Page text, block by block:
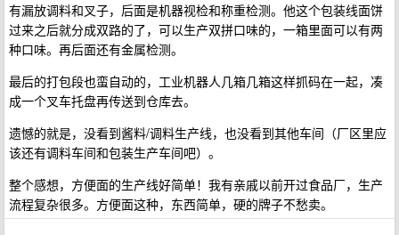
有漏放调料和叉子，后面是机器视检和称重检测。他这个包装线面饼
过来之后就分成双路的了，可以生产双拼口味的，一箱里面可以有两
种口味。再后面还有金属检测。
最后的打包段也蛮自动的，工业机器人几箱几箱这样抓码在一起，凑
成一个叉车托盘再传送到仓库去。
遗憾的就是，没看到酱料/调料生产线，也没看到其他车间（厂区里应
该还有调料车间和包装生产车间吧）。
整个感想，方便面的生产线好简单！我有亲戚以前开过食品厂，生产
流程复杂很多。方便面这种，东西简单，硬的牌子不愁卖。